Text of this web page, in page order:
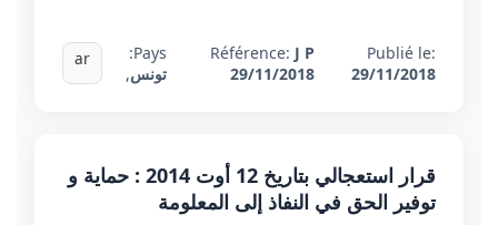
Publié le:
29/11/2018
Référence: J P
29/11/2018
Pays:
تونس,
ar
قرار استعجالي بتاريخ 12 أوت 2014 : حماية و
توفير الحق في النفاذ إلى المعلومة